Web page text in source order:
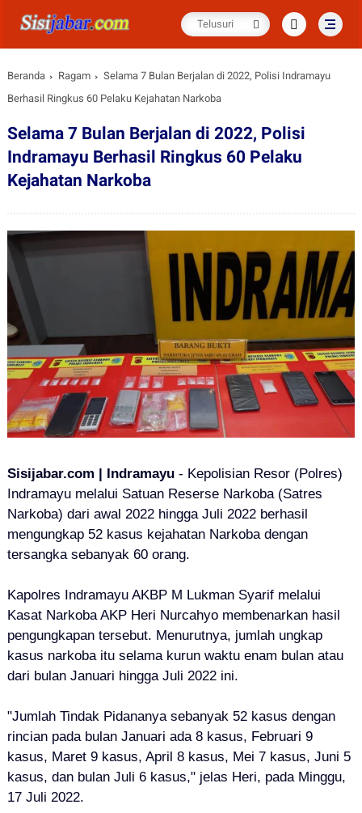
Beranda Ragam
Selama 7 Bulan Berjalan di 2022, Polisi Indramayu
Berhasil Ringkus 60 Pelaku Kejahatan Narkoba
Selama 7 Bulan Berjalan di 2022, Polisi
Indramayu Berhasil Ringkus 60 Pelaku
Kejahatan Narkoba
Sisijabar.com | Indramayu- Kepolisian Resor (Polres)
Indramayu melalui Satuan Reserse Narkoba (Satres
Narkoba) dari awal 2022 hingga Juli 2022 berhasil
mengungkap 52 kasus kejahatan Narkoba dengan
tersangka sebanyak 60 orang.
Kapolres Indramayu AKBP M Lukman Syarif melalui
Kasat Narkoba AKP Heri Nurcahyo membenarkan hasil
pengungkapan tersebut. Menurutnya, jumlah ungkap
kasus narkoba itu selama kurun waktu enam bulan atau
dari bulan Januari hingga Juli 2022 ini.
"Jumlah Tindak Pidananya sebanyak 52 kasus dengan
rincian pada bulan Januari ada 8 kasus, Februari 9
kasus, Maret 9 kasus, April 8 kasus, Mei 7 kasus, Juni 5
kasus, dan bulan Juli 6 kasus," jelas Heri, pada Minggu,
17 Juli 2022.